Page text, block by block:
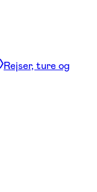
Rejser, ture og